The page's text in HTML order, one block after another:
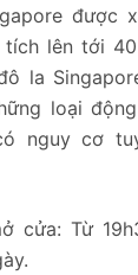
được
tích lên tới
la
loại
nguy cơ
cửa: Từ